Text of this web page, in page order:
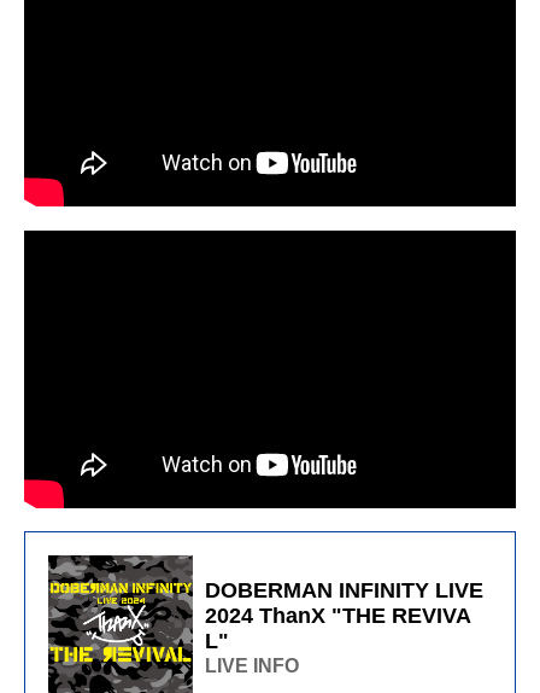
DOBERMAN INFINITY LIVE
2024 ThanX "THE REVIVA
L"
LIVE INFO